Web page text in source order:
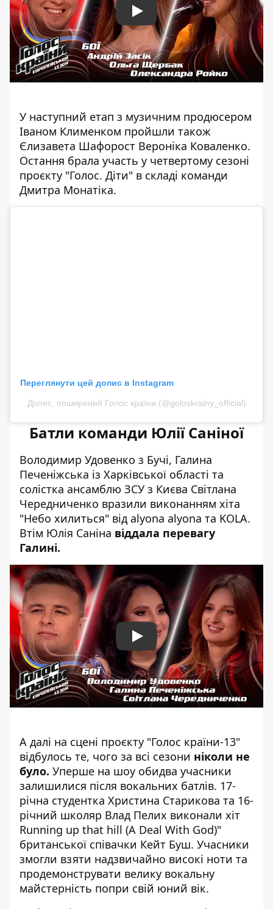
Play
У наступний етап з музичним продюсером
Іваном Клименком пройшли також
Єлизавета Шафорост Вероніка Коваленко.
Остання брала участь у четвертому сезоні
проєкту "Голос. Діти" в складі команди
Дмитра Монатіка.
Переглянути цей допис в Instagram
Допис, поширений Голос країни (@goloskrainy_official)
Батли команди Юлії Саніної
Володимир Удовенко з Бучі, Галина
Печеніжська із Харківської області та
солістка ансамблю ЗСУ з Києва Світлана
Чередниченко вразили виконанням хіта
"Небо хилиться" від alyona alyona та KOLA.
Втім Юлія Саніна віддала перевагу
Галині.
Play
А далі на сцені проєкту "Голос країни-13"
відбулось те, чого за всі сезони ніколи не
було. Уперше на шоу обидва учасники
залишилися після вокальних батлів. 17-
річна студентка Христина Старикова та 16-
річний школяр Влад Пелих виконали хіт
Running up that hill (A Deal With God)"
британської співачки Кейт Буш. Учасники
змогли взяти надзвичайно високі ноти та
продемонструвати велику вокальну
майстерність попри свій юний вік.